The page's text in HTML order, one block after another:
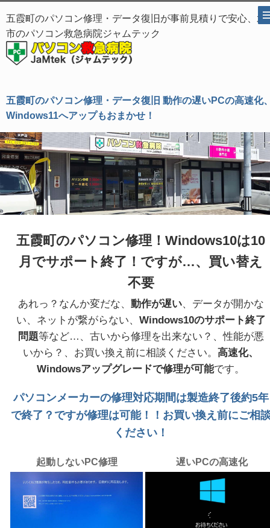
五霞町のパソコン修理・データ復旧が事前見積りで安心、水
市のパソコン救急病院ジャムテック
五霞町のパソコン修理・データ復旧 動作の遅いPCの高速化
Windows11へアップもおまかせ！
五霞町のパソコン修理！Windows10は10
月でサポート終了！ですが…、買い替え
不要
あれっ？なんか変だな、 動作が遅い、データが開かな
い、ネットが繋がらない、 Windows10のサポート終了
問題等など…、古いから修理を出来ない？、性能が悪
いから？、お買い換え前に相談ください。高速化、
Windowsアップグレードで修理が可能です。
パソコンメーカーの修理対応期間は製造終了後約5年
で終了？ですが修理は可能！！お買い換え前にご相
ください！
起動しないPC修理 遅いPCの高速化